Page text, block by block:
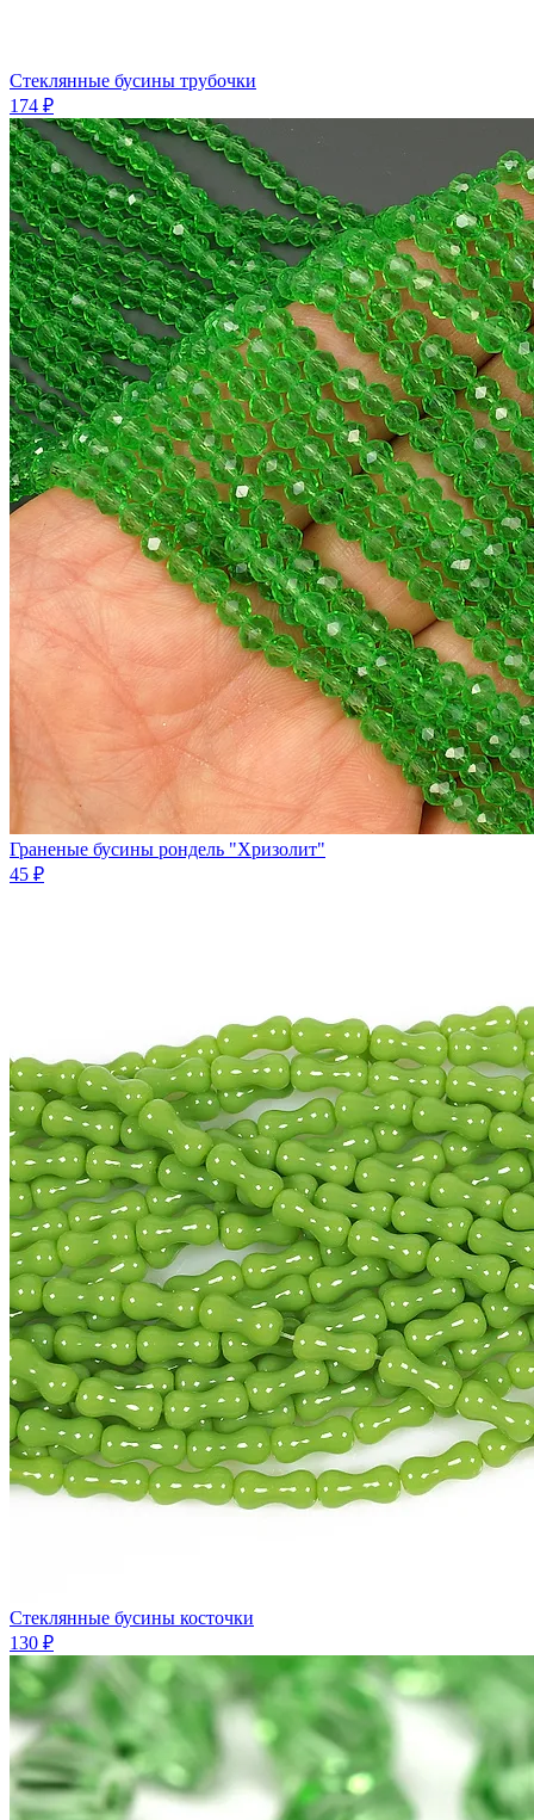
Стеклянные бусины трубочки
174 ₽
Граненые бусины рондель "Хризолит"
45 ₽
Стеклянные бусины косточки
130 ₽